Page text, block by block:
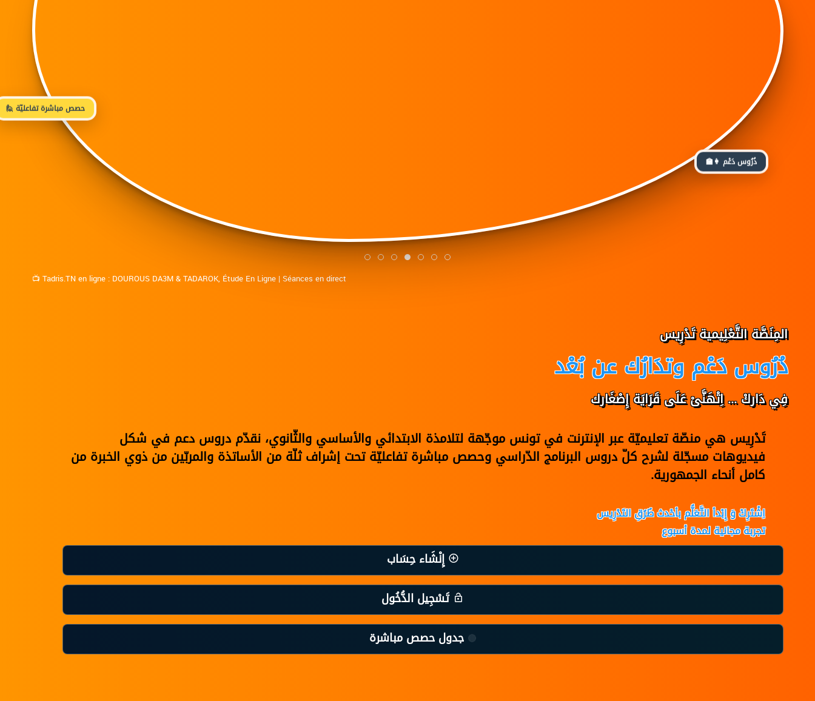
🙋 حصص مباشرة تفاعليّة
👩‍🏫 دُرُوس دَعْم
📺 Tadris.TN en ligne: DOUROUS DA3M&TADAROK, Étude En Ligne| Séances en direct
المِنَصَّة التَّعْلِيمية تَدْرِيس
دُرُوس دَعْم وتدَارُك عن بُعْد
فِي دَاركْ ... اِتْهَنَّىْ عَلَى قَرَايَة إِصْغَارك
تَدْرِيس هي منصّة تعليميّة عبر الإنترنت في تونس موجّهة لتلامذة الابتدائي والأساسي والثّانوي، نقدّم دروس دعم في شكل
فيديوهات مسجّلة لشرح كلّ دروس البرنامج الدّراسي وحصص مباشرة تفاعليّة تحت إشراف ثلّة من الأساتذة والمربّين من ذوي الخبرة من
كامل أنحاء الجمهورية.
اِشْتَرِكْ وَ إِبْدأ التَّعَلُّم بأحْدث طُرُقِ التَدْرِيس
تجربة مجانية لمدة أسبوع
إِنْشَاء حِسَاب
تَسْجِيل الدُّخُول
🔴 جدول حصص مباشرة